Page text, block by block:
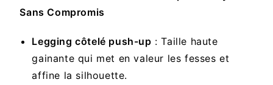
Sans Compromis
Legging côtelé push-up : Taille haute
gainante qui met en valeur les fesses et
affine la silhouette.